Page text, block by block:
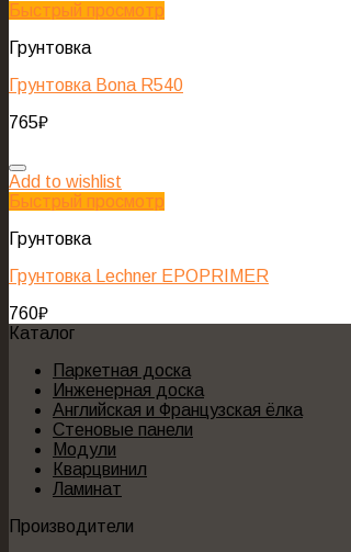
Быстрый просмотр
Грунтовка
Грунтовка Bona R540
765₽
Add to wishlist
Быстрый просмотр
Грунтовка
Грунтовка Lechner EPOPRIMER
760₽
Каталог
Паркетная доска
Инженерная доска
Английская и Французская ёлка
Стеновые панели
Модули
Кварцвинил
Ламинат
Производители